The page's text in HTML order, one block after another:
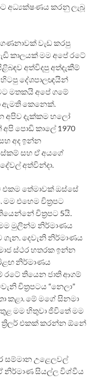
අධ්‍යක්ෂණය කරනු ලැබූ
වැඩ කරපු
කාලයක් මම අපේ රටේ
අත්විදපු අත්දැකීම්
හිටපු දේශපාලඥයින්
මතකයි අපේ ගමේ
ඇමති කෙනෙක්.
අපිව දැක්කම හලෝ
පොඩි කාලේ 1970
අද ඉන්න
සහ ඒ අයගේ
අත්වින්දා.
තේමාවක් ඔස්සේ
එහෙම චිත්‍රපට
චිත්‍රපට 5යි.
මම මුලින්ම නිර්මාණය
දෙවැනි නිර්මාණය
ස්ථර හතරක ඉන්න
නිර්මාණය
රටේ තියෙන ජාති ආගම්
චිත්‍රපටය “නෙලා”
කළා. මේ මගේ සිනමා
මම හිතුවා ජිවිතේ මම
ත්‍රිලර් එකක් කරන්න ඕනේ
සම්මාන උළෙලවල්
නිර්මාණ සියල්ල විශ්වීය